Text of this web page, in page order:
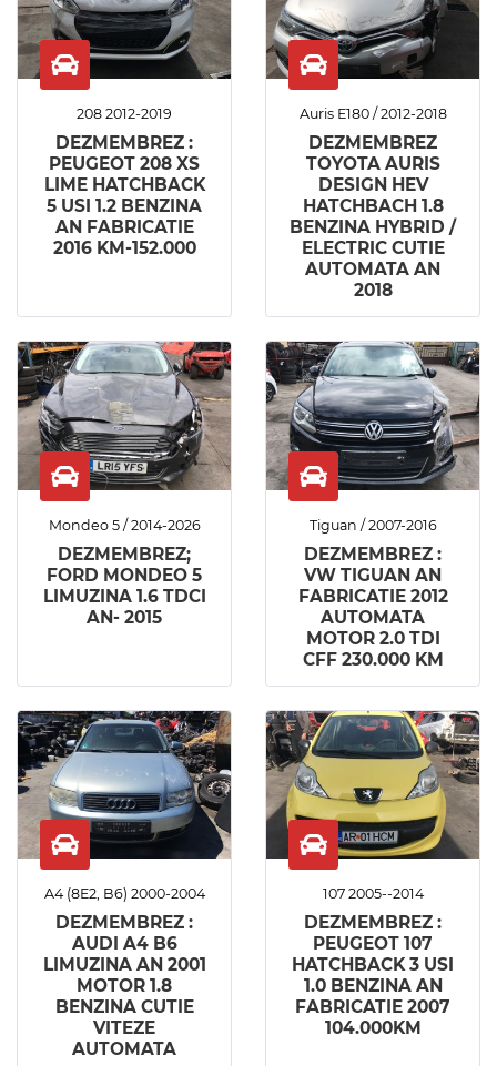
208 2012-2019
DEZMEMBREZ :
PEUGEOT 208 XS
LIME HATCHBACK
5 USI 1.2 BENZINA
AN FABRICATIE
2016 KM-152.000
Auris E180 / 2012-2018
DEZMEMBREZ
TOYOTA AURIS
DESIGN HEV
HATCHBACH 1.8
BENZINA HYBRID /
ELECTRIC CUTIE
AUTOMATA AN
2018
Mondeo 5 / 2014-2026
DEZMEMBREZ;
FORD MONDEO 5
LIMUZINA 1.6 TDCI
AN- 2015
Tiguan / 2007-2016
DEZMEMBREZ :
VW TIGUAN AN
FABRICATIE 2012
AUTOMATA
MOTOR 2.0 TDI
CFF 230.000 KM
A4 (8E2, B6) 2000-2004
DEZMEMBREZ :
AUDI A4 B6
LIMUZINA AN 2001
MOTOR 1.8
BENZINA CUTIE
VITEZE
AUTOMATA
107 2005--2014
DEZMEMBREZ :
PEUGEOT 107
HATCHBACK 3 USI
1.0 BENZINA AN
FABRICATIE 2007
104.000KM